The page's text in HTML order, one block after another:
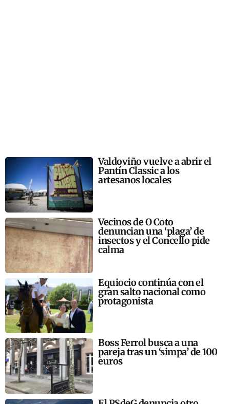
Valdoviño vuelve a abrir el
Pantín Classic a los
artesanos locales
Vecinos de O Coto
denuncian una ‘plaga’ de
insectos y el Concello pide
calma
Equiocio continúa con el
gran salto nacional como
protagonista
Boss Ferrol busca a una
pareja tras un ‘simpa’ de 100
euros